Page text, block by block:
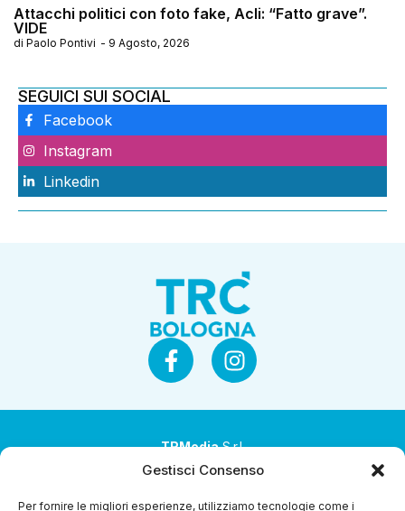
Gestisci Consenso
Per fornire le migliori esperienze, utilizziamo tecnologie come i
Attacchi politici con foto fake, Acli: “Fatto grave”.
VIDE
di Paolo Pontivi - 9 Agosto, 2026
SEGUICI SUI SOCIAL
Facebook
Instagram
Linkedin
TRMediaS.r.l.
Società a socio unico